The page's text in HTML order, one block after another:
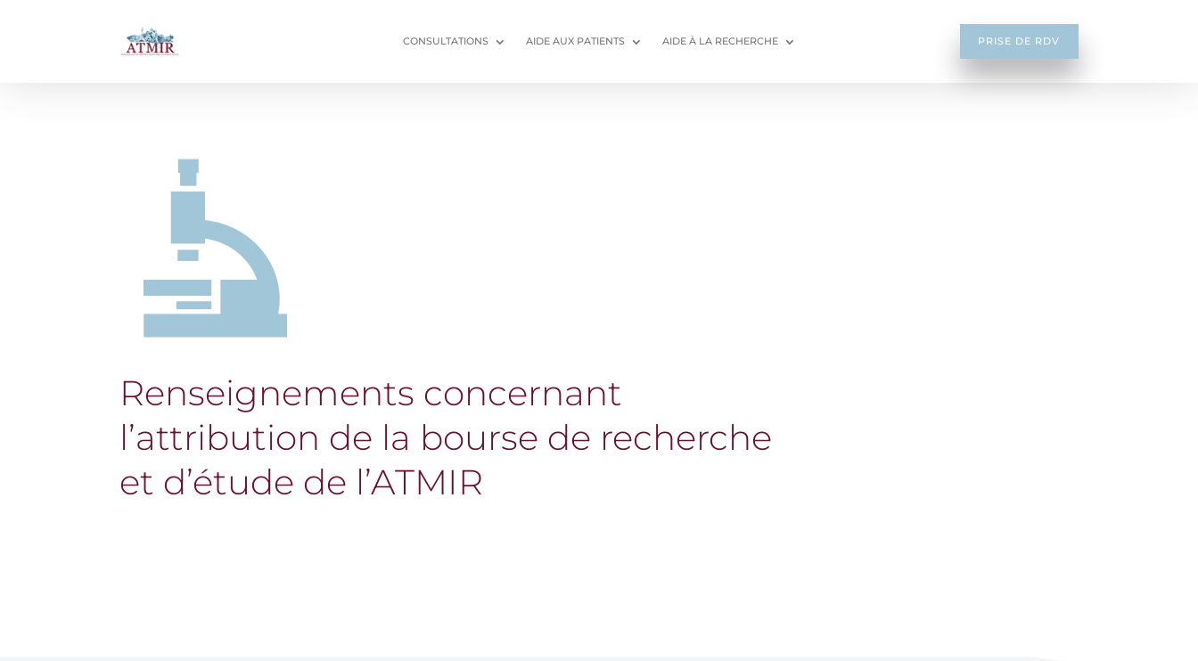
CONSULTATIONS AIDE AUX PATIENTS AIDE À LA RECHERCHE PRISE DE RDV
Renseignements concernant
l’attribution de la bourse de recherche
et d’étude de l’ATMIR